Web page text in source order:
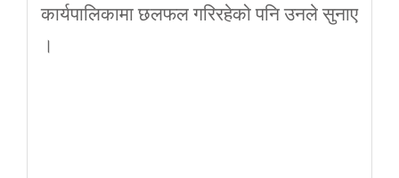
कार्यपालिकामा छलफल गरिरहेको पनि उनले सुनाए
।